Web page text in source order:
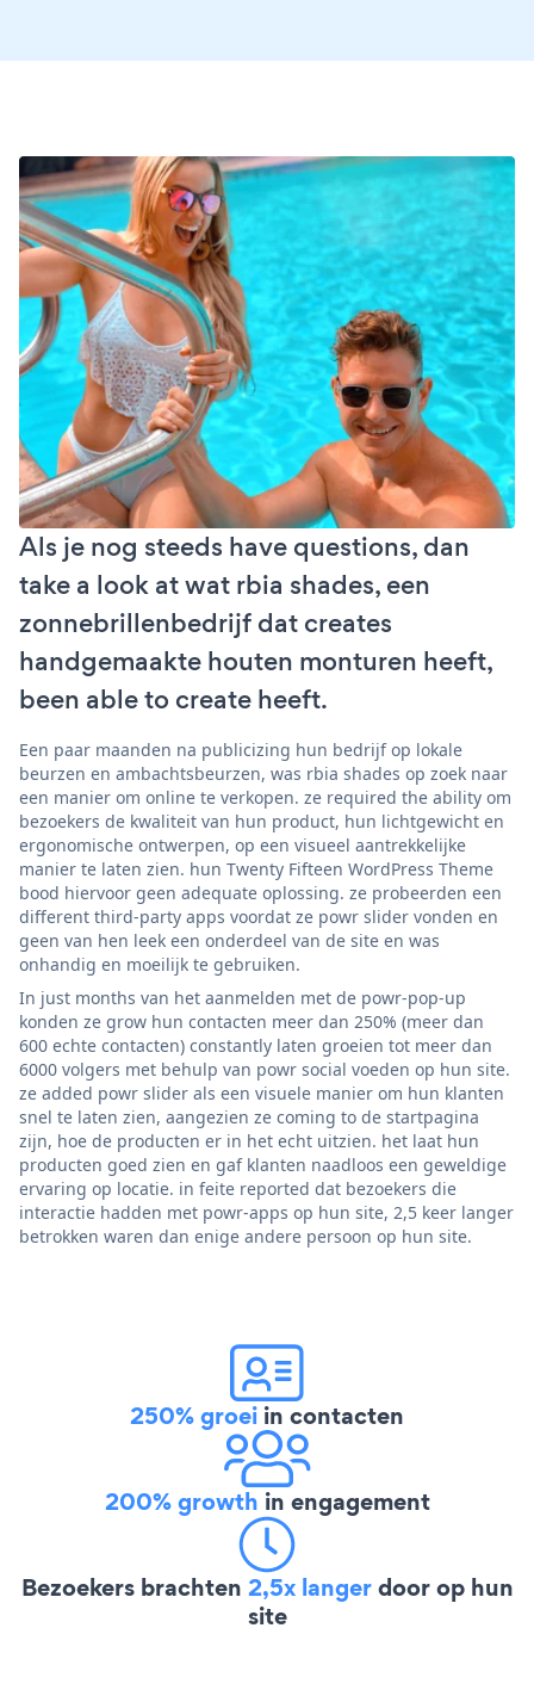
Als je nog steeds have questions, dan
take a look at wat rbia shades, een
zonnebrillenbedrijf dat creates
handgemaakte houten monturen heeft,
been able to create heeft.
Een paar maanden na publicizing hun bedrijf op lokale
beurzen en ambachtsbeurzen, was rbia shades op zoek naar
een manier om online te verkopen. ze required the ability om
bezoekers de kwaliteit van hun product, hun lichtgewicht en
ergonomische ontwerpen, op een visueel aantrekkelijke
manier te laten zien. hun Twenty Fifteen WordPress Theme
bood hiervoor geen adequate oplossing. ze probeerden een
different third-party apps voordat ze powr slider vonden en
geen van hen leek een onderdeel van de site en was
onhandig en moeilijk te gebruiken.
In just months van het aanmelden met de powr-pop-up
konden ze grow hun contacten meer dan 250% (meer dan
600 echte contacten) constantly laten groeien tot meer dan
6000 volgers met behulp van powr social voeden op hun site.
ze added powr slider als een visuele manier om hun klanten
snel te laten zien, aangezien ze coming to de startpagina
zijn, hoe de producten er in het echt uitzien. het laat hun
producten goed zien en gaf klanten naadloos een geweldige
ervaring op locatie. in feite reported dat bezoekers die
interactie hadden met powr-apps op hun site, 2,5 keer langer
betrokken waren dan enige andere persoon op hun site.
250% groei in contacten
200% growth in engagement
Bezoekers brachten 2,5x langerdoor op hun
site